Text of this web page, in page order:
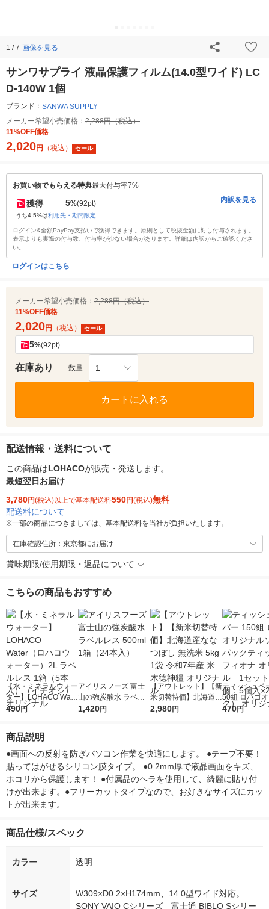
1 / 7 画像を見る
サンワサプライ 液晶保護フィルム(14.0型ワイド) LC
D-140W 1個
ブランド： SANWA SUPPLY
メーカー希望小売価格： 2,288円（税込）
11%OFF価格
2,020円 （税込） セール
お買い物でもらえる特典最大付与率7%
獲得 5%(92pt)
うち4.5%は利用先・期間限定
内訳を見る
ログイン&全額PayPay支払いで獲得できます。原則として税抜金額に対し付与されます。
表示よりも実際の付与数、付与率が少ない場合があります。詳細は内訳からご確認くださ
い。
ログインはこちら
メーカー希望小売価格： 2,288円（税込）
11%OFF価格
2,020円 （税込） セール
5%(92pt)
在庫あり 数量 1
カートに入れる
配送情報・送料について
この商品はLOHACOが販売・発送します。
最短翌日お届け
3,780円(税込)以上で基本配送料550円(税込)無料
配送料について
※一部の商品につきましては、基本配送料を当社が負担いたします。
在庫確認住所：東京都にお届け
賞味期限/使用期限・返品について
こちらの商品もおすすめ
【水・ミネラルウォー
ター】LOHACO Wate
r（ロハコウォータ
シ） オリジナル
490円
アイリスフーズ 富士
山の強炭酸水 ラベル
レス 500ml 1箱（24
1,420円
【アウトレット】【新
米切替特価】北海道産
ななつぼし 無洗米 5k
2,980円
ティッシュペ
50組 ロハコ
ルソフトパッ
オリジナル
470円
商品説明
●画面への反射を防ぎパソコン作業を快適にします。 ●テープ不要！
貼ってはがせるシリコン膜タイプ。 ●0.2mm厚で液晶画面をキズ、
ホコリから保護します！ ●付属品のヘラを使用して、綺麗に貼り付
けが出来ます。●フリーカットタイプなので、お好きなサイズにカッ
トが出来ます。
商品仕様/スペック
カラー 透明
サイズ
W309×D0.2×H174mm、14.0型ワイド対応。
SONY VAIO Cシリーズ 富士通 BIBLO Sシリー